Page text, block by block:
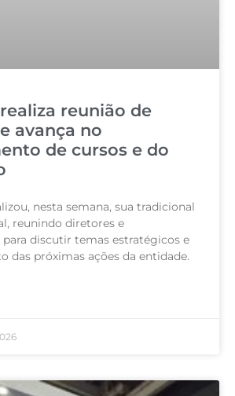
reunião de
avança no
de cursos e do
nesta semana, sua tradicional
reunindo diretores e
para discutir temas estratégicos e
das próximas ações da entidade.